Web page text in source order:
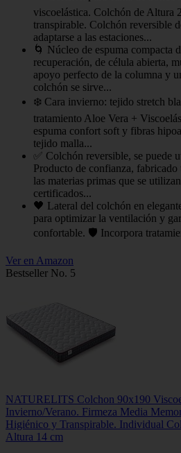
viscoelástica. Colchón de Altura
transpirable. Colchón reversible
adaptarse a las estaciones...
🌀 Núcleo de espuma compacta
recuperación, de célula abierta,
apoyo perfecto de la columna y
colchón se sirve...
❄️ Cara invierno: tejido stretch
tratamiento Aloe Vera +
espuma confort soft y fibras
tejido malla...
✅ Colchón reversible, se puede
Producto de confianza, fabricado
las materias primas que se
certificados...
🖤 Lateral del colchón en
para optimizar la ventilación y
confortable. 🛡️ Incorpora
Ver en Amazon
Bestseller No. 5
NATURELITS Colchon 90x190
Invierno/Verano. Firmeza Media
Higiénico y Transpirable. Individual
Altura 14 cm